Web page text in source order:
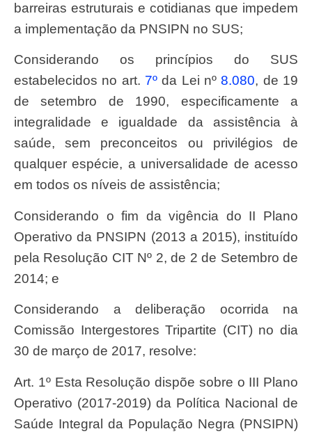
barreiras estruturais e cotidianas que impedem
a implementação da PNSIPN no SUS;
Considerando os princípios do SUS
estabelecidos no art. 7º da Lei nº8.080, de 19
de setembro de 1990, especificamente a
integralidade e igualdade da assistência à
saúde, sem preconceitos ou privilégios de
qualquer espécie, a universalidade de acesso
em todos os níveis de assistência;
Considerando o fim da vigência do II Plano
Operativo da PNSIPN (2013 a 2015), instituído
pela Resolução CIT Nº 2, de 2 de Setembro de
2014; e
Considerando a deliberação ocorrida na
Comissão Intergestores Tripartite (CIT) no dia
30 de março de 2017, resolve:
Art. 1º Esta Resolução dispõe sobre o III Plano
Operativo (2017-2019) da Política Nacional de
Saúde Integral da População Negra (PNSIPN)